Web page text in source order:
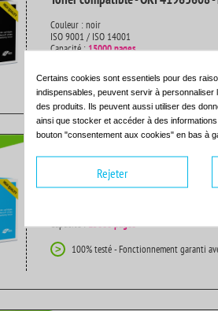
Couleur : noir
ISO 9001 / ISO 14001
Capacité :15000 pages
> 100% testé - Fonctionnement garanti
Toner compatible - OKI 41963607 -
Capacité :15000 pages
> 100% testé - Fonctionnement garanti
Certains cookies sont essentiels pour des
indispensables, peuvent servir à
des produits. Ils peuvent aussi utiliser des
ainsi que stocker et accéder à des
bouton "consentement aux cookies" en bas à
Rejeter